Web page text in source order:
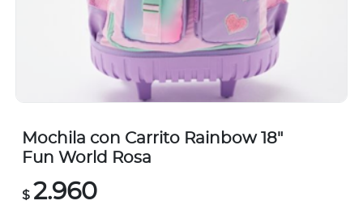
Mochila con Carrito Rainbow 18"
Fun World Rosa
$ 2.960